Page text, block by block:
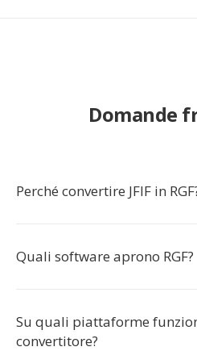
Domande
Perché convertire JFIF in
Quali software aprono RGF?
Su quali piattaforme
convertitore?